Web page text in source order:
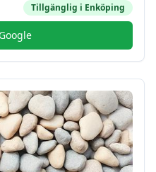
Tillgänglig i Enköping